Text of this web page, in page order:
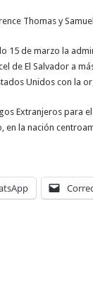
Thomas y
15 de marzo la
de El Salvador a
Unidos con la
Extranjeros para
en la nación